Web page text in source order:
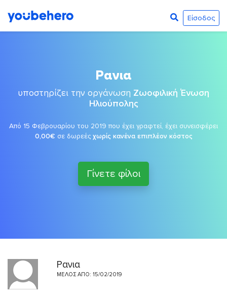
Είσοδος
Ρανια
υποστηρίζει την οργάνωση Ζωοφιλική Ένωση
Ηλιούπολης
Από 15 Φεβρουαρίου του 2019 που έχει γραφτεί, έχει συνεισφέρει
0,00€ σε δωρεές χωρίς κανένα επιπλέον κόστος
Γίνετε φίλοι
Ρανια
ΜΈΛΟΣ ΑΠΌ: 15/02/2019